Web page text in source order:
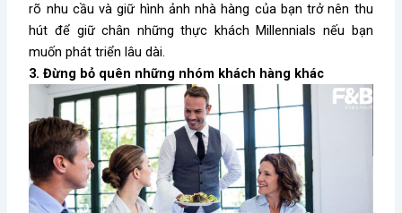
rõ nhu cầu và giữ hình ảnh nhà hàng của bạn trở nên thu
hút để giữ chân những thực khách Millennials nếu bạn
muốn phát triển lâu dài.
3. Đừng bỏ quên những nhóm khách hàng khác